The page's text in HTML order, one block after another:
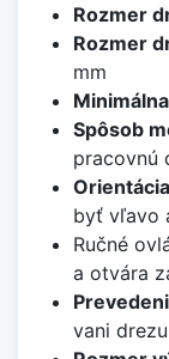
Rozmer
Rozmer
mm
Spôsob
pracovnú
byť vľavo
Ručné
a otvára
vani drezu